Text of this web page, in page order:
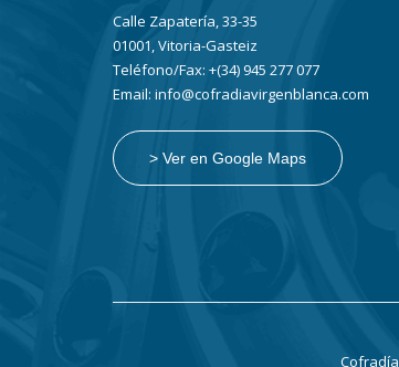
Calle Zapatería, 33-35
01001, Vitoria-Gasteiz
Teléfono/Fax: +(34) 945 277 077
Email: info@cofradiavirgenblanca.com
> Ver en Google Maps